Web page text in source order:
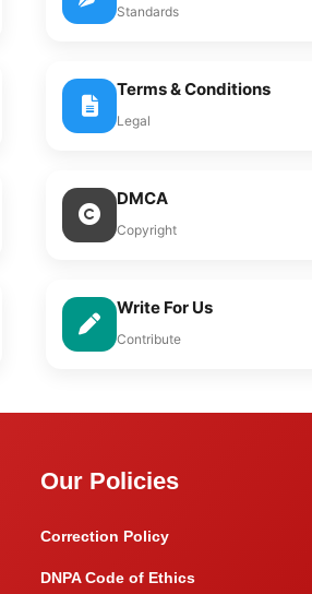
Standards
Terms & Conditions
Legal
DMCA
Copyright
Write For Us
Contribute
Our Policies
Correction Policy
DNPA Code of Ethics